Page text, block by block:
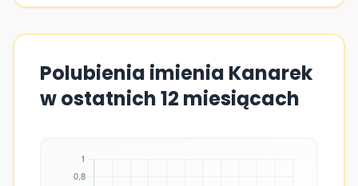
Polubienia imienia Kanarek
w ostatnich 12 miesiącach